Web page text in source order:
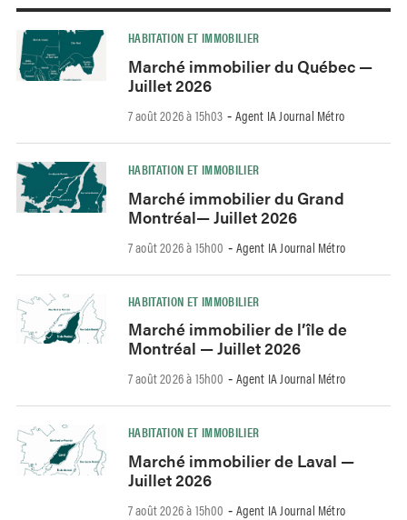
HABITATION ET IMMOBILIER
Marché immobilier du Québec —
Juillet 2026
7 août 2026 à 15h03 - Agent IA Journal Métro
HABITATION ET IMMOBILIER
Marché immobilier du Grand
Montréal— Juillet 2026
7 août 2026 à 15h00 - Agent IA Journal Métro
HABITATION ET IMMOBILIER
Marché immobilier de l’île de
Montréal — Juillet 2026
7 août 2026 à 15h00 - Agent IA Journal Métro
HABITATION ET IMMOBILIER
Marché immobilier de Laval —
Juillet 2026
7 août 2026 à 15h00 - Agent IA Journal Métro